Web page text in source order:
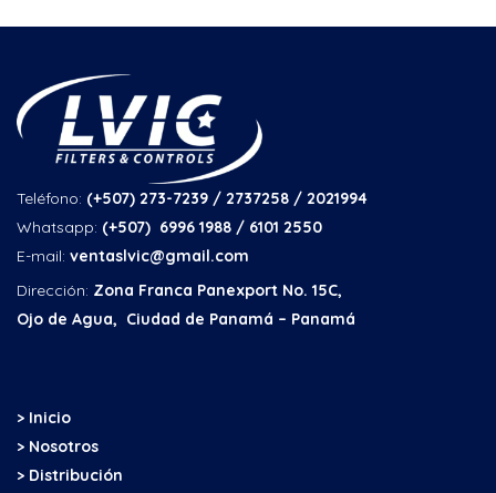
Teléfono: (+507) 273-7239 / 2737258 / 2021994
Whatsapp: (+507) 6996 1988 / 6101 2550
E-mail: ventaslvic@gmail.com
Dirección: Zona Franca Panexport No. 15C,
Ojo de Agua, Ciudad de Panamá – Panamá
> Inicio
> Nosotros
> Distribución